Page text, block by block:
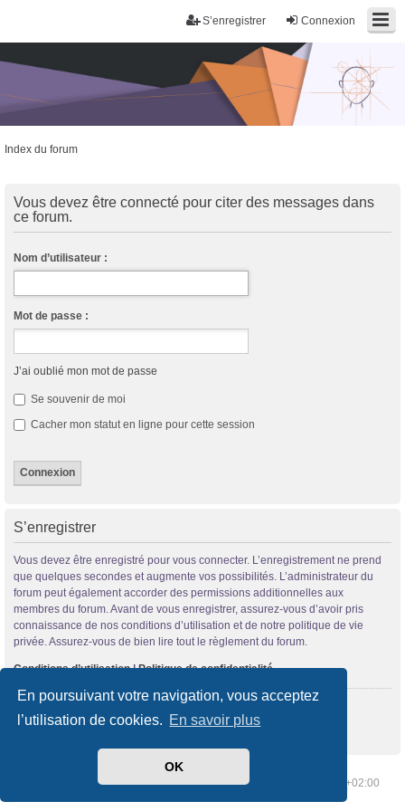
En poursuivant votre navigation, vous acceptez
l’utilisation de cookies. En savoir plus
OK
Connexion
S’enregistrer
Index du forum
Vous devez être connecté pour citer des messages dans
ce forum.
Nom d’utilisateur :
Mot de passe :
J’ai oublié mon mot de passe
Se souvenir de moi
Cacher mon statut en ligne pour cette session
S’enregistrer
Vous devez être enregistré pour vous connecter. L’enregistrement ne prend
que quelques secondes et augmente vos possibilités. L’administrateur du
forum peut également accorder des permissions additionnelles aux
membres du forum. Avant de vous enregistrer, assurez-vous d’avoir pris
connaissance de nos conditions d’utilisation et de notre politique de vie
privée. Assurez-vous de bien lire tout le règlement du forum.
Conditions d’utilisation|Politique de confidentialité
S’enregistrer
Supprimer les cookies Heures au format UTC+02:00